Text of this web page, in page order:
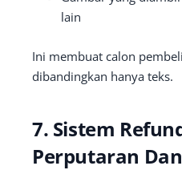
lain
Ini membuat calon
dibandingkan hanya teks.
7. Sistem
Perputaran